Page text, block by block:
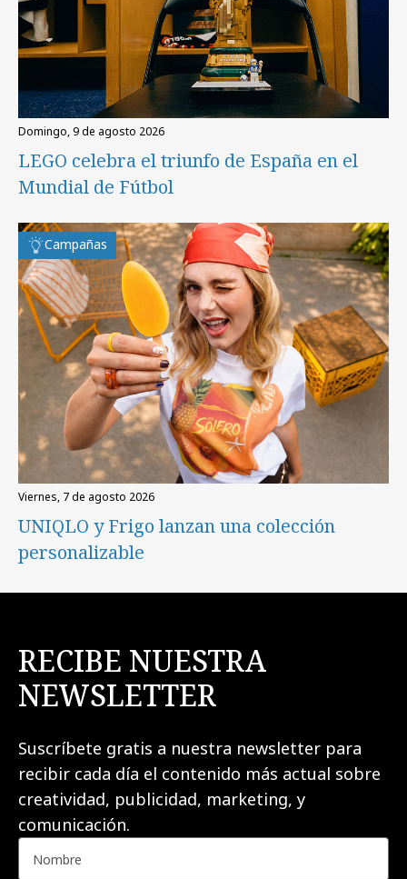
domingo, 9 de agosto 2026
LEGO celebra el triunfo de España en el
Mundial de Fútbol
Campañas
viernes, 7 de agosto 2026
UNIQLO y Frigo lanzan una colección
personalizable
RECIBE NUESTRA
NEWSLETTER
Suscríbete gratis a nuestra newsletter para
recibir cada día el contenido más actual sobre
creatividad, publicidad, marketing, y
comunicación.